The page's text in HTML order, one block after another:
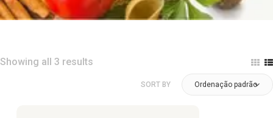
Showing all 3 results
SORT BY Ordenação padrão